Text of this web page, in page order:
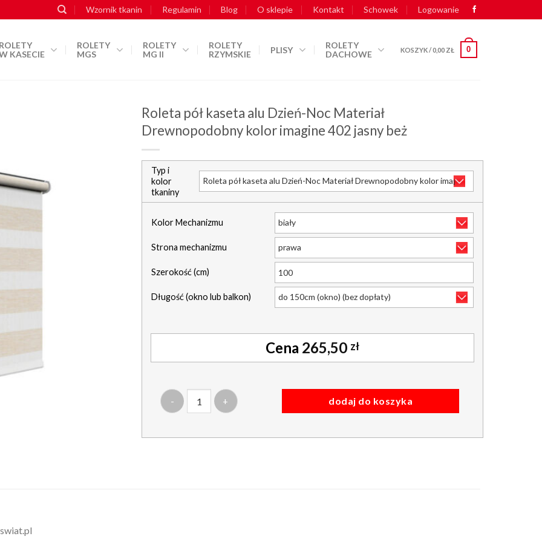
Wzornik tkanin Regulamin Blog O sklepie Kontakt Schowek Logowanie
ROLETY
KASECIE
ROLETY
MGS
ROLETY
MG II
ROLETY
RZYMSKIE
PLISY
ROLETY
DACHOWE
KOSZYK /0,00 ZŁ 0
Roleta pół kaseta alu Dzień-Noc Materiał
Drewnopodobny kolor imagine 402 jasny beż
Typ i
kolor
tkaniny
Kolor Mechanizmu
Strona mechanizmu
Szerokość (cm)
Długość (okno lub balkon)
ilość roleta pół kaseta alu dzień-noc materiał drewnopodobny kolor imagine 402 jasny beż
dodaj do koszyka
265,50 zł